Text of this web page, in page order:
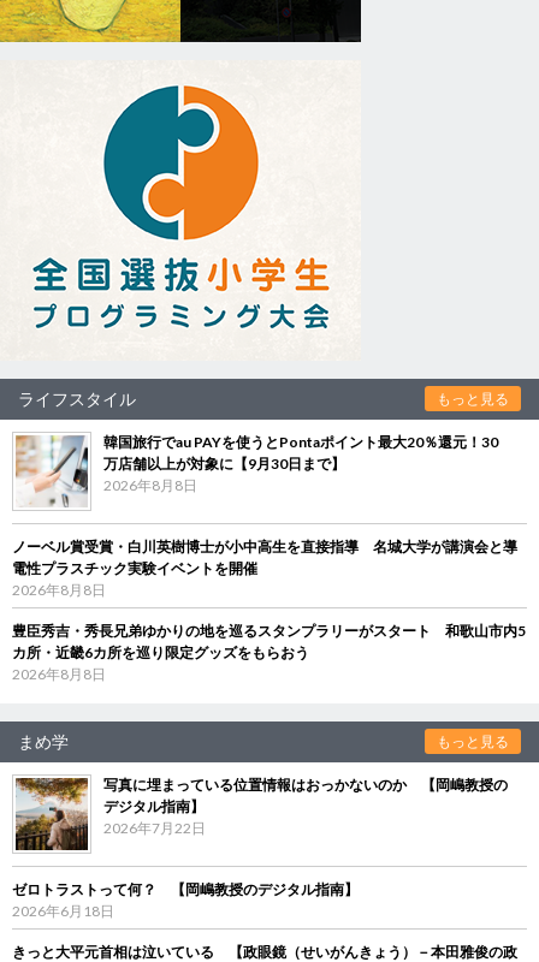
ライフスタイル もっと見る
韓国旅行でau PAYを使うとPontaポイント最大20％還元！30
万店舗以上が対象に【9月30日まで】
2026年8月8日
ノーベル賞受賞・白川英樹博士が小中高生を直接指導 名城大学が講演会と導
電性プラスチック実験イベントを開催
2026年8月8日
豊臣秀吉・秀長兄弟ゆかりの地を巡るスタンプラリーがスタート 和歌山市内5
カ所・近畿6カ所を巡り限定グッズをもらおう
2026年8月8日
まめ学 もっと見る
写真に埋まっている位置情報はおっかないのか 【岡嶋教授の
デジタル指南】
2026年7月22日
ゼロトラストって何？ 【岡嶋教授のデジタル指南】
2026年6月18日
きっと大平元首相は泣いている 【政眼鏡（せいがんきょう）－本田雅俊の政